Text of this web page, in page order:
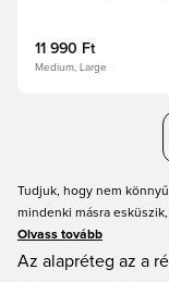
11 990 Ft
Medium, Large
Tudjuk, hogy nem
mindenki másra
rábukkansz a hozzád illő
szabású alsónadrágokig
Olvass tovább
Az alapréteg az a